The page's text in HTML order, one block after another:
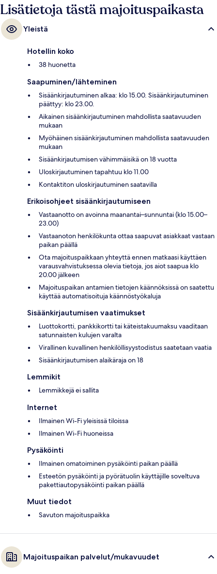
Lisätietoja tästä majoituspaikasta
Yleistä
Hotellin koko
38 huonetta
Saapuminen/lähteminen
Sisäänkirjautuminen alkaa: klo 15.00. Sisäänkirjautuminen
päättyy: klo 23.00.
Aikainen sisäänkirjautuminen mahdollista saatavuuden
mukaan
Myöhäinen sisäänkirjautuminen mahdollista saatavuuden
mukaan
Sisäänkirjautumisen vähimmäisikä on 18 vuotta
Uloskirjautuminen tapahtuu klo 11.00
Kontaktiton uloskirjautuminen saatavilla
Erikoisohjeet sisäänkirjautumiseen
Vastaanotto on avoinna maanantai–sunnuntai (klo 15.00–
23.00)
Vastaanoton henkilökunta ottaa saapuvat asiakkaat vastaan
paikan päällä
Ota majoituspaikkaan yhteyttä ennen matkaasi käyttäen
varausvahvistuksessa olevia tietoja, jos aiot saapua klo
20.00 jälkeen
Majoituspaikan antamien tietojen käännöksissä on saatettu
käyttää automatisoituja käännöstyökaluja
Sisäänkirjautumisen vaatimukset
Luottokortti, pankkikortti tai käteistakuumaksu vaaditaan
satunnaisten kulujen varalta
Virallinen kuvallinen henkilöllisyystodistus saatetaan vaatia
Sisäänkirjautumisen alaikäraja on 18
Lemmikit
Lemmikkejä ei sallita
Internet
Ilmainen Wi-Fi yleisissä tiloissa
Ilmainen Wi-Fi huoneissa
Pysäköinti
Ilmainen omatoiminen pysäköinti paikan päällä
Esteetön pysäköinti ja pyörätuolin käyttäjille soveltuva
pakettiautopysäköinti paikan päällä
Muut tiedot
Savuton majoituspaikka
Majoituspaikan palvelut/mukavuudet